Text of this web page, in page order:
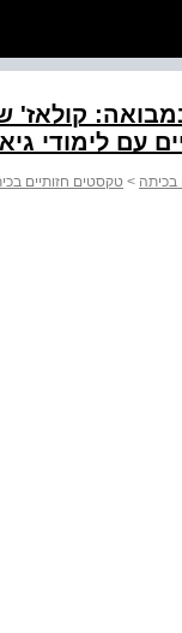
קולאז'
עם לימודי
בכיתה > טקסטים חזותיים